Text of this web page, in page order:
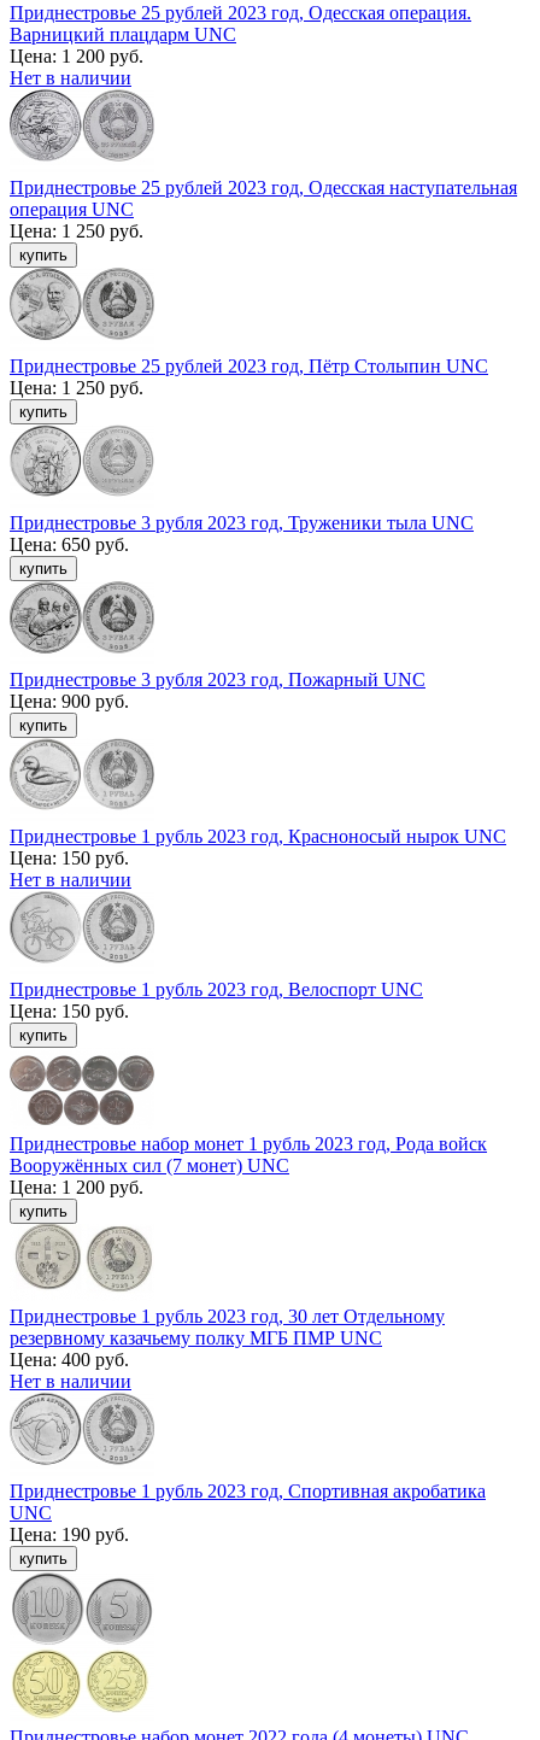
Приднестровье 25 рублей 2023 год, Одесская операция.
Варницкий плацдарм UNC
Цена: 1 200 руб.
Нет в наличии
Приднестровье 25 рублей 2023 год, Одесская наступательная
операция UNC
Цена: 1 250 руб.
Приднестровье 25 рублей 2023 год, Пётр Столыпин UNC
Цена: 1 250 руб.
Приднестровье 3 рубля 2023 год, Труженики тыла UNC
Цена: 650 руб.
Приднестровье 3 рубля 2023 год, Пожарный UNC
Цена: 900 руб.
Приднестровье 1 рубль 2023 год, Красноносый нырок UNC
Цена: 150 руб.
Нет в наличии
Приднестровье 1 рубль 2023 год, Велоспорт UNC
Цена: 150 руб.
Приднестровье набор монет 1 рубль 2023 год, Рода войск
Вооружённых сил (7 монет) UNC
Цена: 1 200 руб.
Приднестровье 1 рубль 2023 год, 30 лет Отдельному
резервному казачьему полку МГБ ПМР UNC
Цена: 400 руб.
Нет в наличии
Приднестровье 1 рубль 2023 год, Спортивная акробатика
UNC
Цена: 190 руб.